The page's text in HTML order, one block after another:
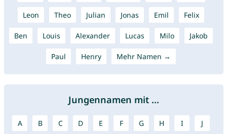
Leon Theo Julian Jonas Emil Felix
Ben Louis Alexander Lucas Milo Jakob
Paul Henry Mehr Namen →
Jungennamen mit ...
A B C D E F G H I J